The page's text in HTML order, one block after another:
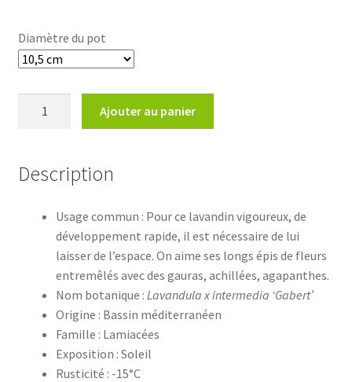
Diamètre du pot
intermedia
Ajouter au panier
Description
Usage commun : Pour ce lavandin vigoureux, de
développement rapide, il est nécessaire de lui
laisser de l’espace. On aime ses longs épis de fleurs
entremêlés avec des gauras, achillées, agapanthes.
Nom botanique : Lavandula x intermedia ‘Gabert’
Origine : Bassin méditerranéen
Famille : Lamiacées
Exposition : Soleil
Rusticité : -15°C